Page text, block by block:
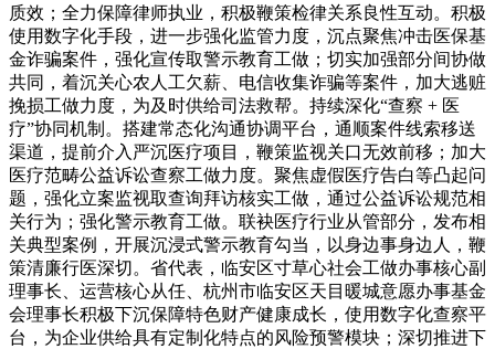
质效；全力保障律师执业，积极鞭策检律关系良性互动。积极
使用数字化手段，进一步强化监管力度，沉点聚焦冲击医保基
金诈骗案件，强化宣传取警示教育工做；切实加强部分间协做
共同，着沉关心农人工欠薪、电信收集诈骗等案件，加大逃赃
挽损工做力度，为及时供给司法救帮。持续深化“查察 + 医
疗”协同机制。搭建常态化沟通协调平台，通顺案件线索移送
渠道，提前介入严沉医疗项目，鞭策监视关口无效前移；加大
医疗范畴公益诉讼查察工做力度。聚焦虚假医疗告白等凸起问
题，强化立案监视取查询拜访核实工做，通过公益诉讼规范相
关行为；强化警示教育工做。联袂医疗行业从管部分，发布相
关典型案例，开展沉浸式警示教育勾当，以身边事身边人，鞭
策清廉行医深切。省代表，临安区寸草心社会工做办事核心副
理事长、运营核心从任、杭州市临安区天目暖城意愿办事基金
会理事长积极下沉保障特色财产健康成长，使用数字化查察平
台，为企业供给具有定制化特点的风险预警模块；深切推进下